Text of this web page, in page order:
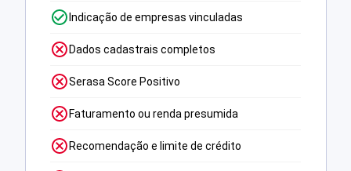
Indicação de empresas vinculadas
Dados cadastrais completos
Serasa Score Positivo
Faturamento ou renda presumida
Recomendação e limite de crédito